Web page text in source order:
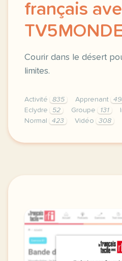
français
Courir dans le désert
limites.
Activité 835 Apprenant
Eclydre
52 Groupe 131
Normal
423 Vidéo 308
didomi host didomi